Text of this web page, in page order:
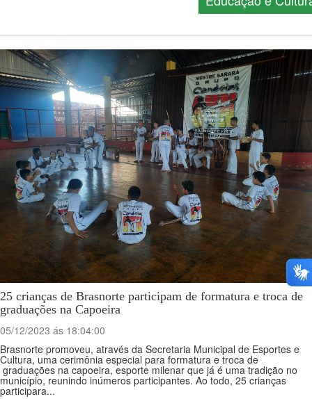
25 crianças de Brasnorte participam de formatura e troca de
graduações na Capoeira
05/12/2023 ás 18:04:00
Brasnorte promoveu, através da Secretaria Municipal de Esportes e
Cultura, uma cerimônia especial para formatura e troca de
graduações na capoeira, esporte milenar que já é uma tradição no
município, reunindo inúmeros participantes. Ao todo, 25 crianças
participara...